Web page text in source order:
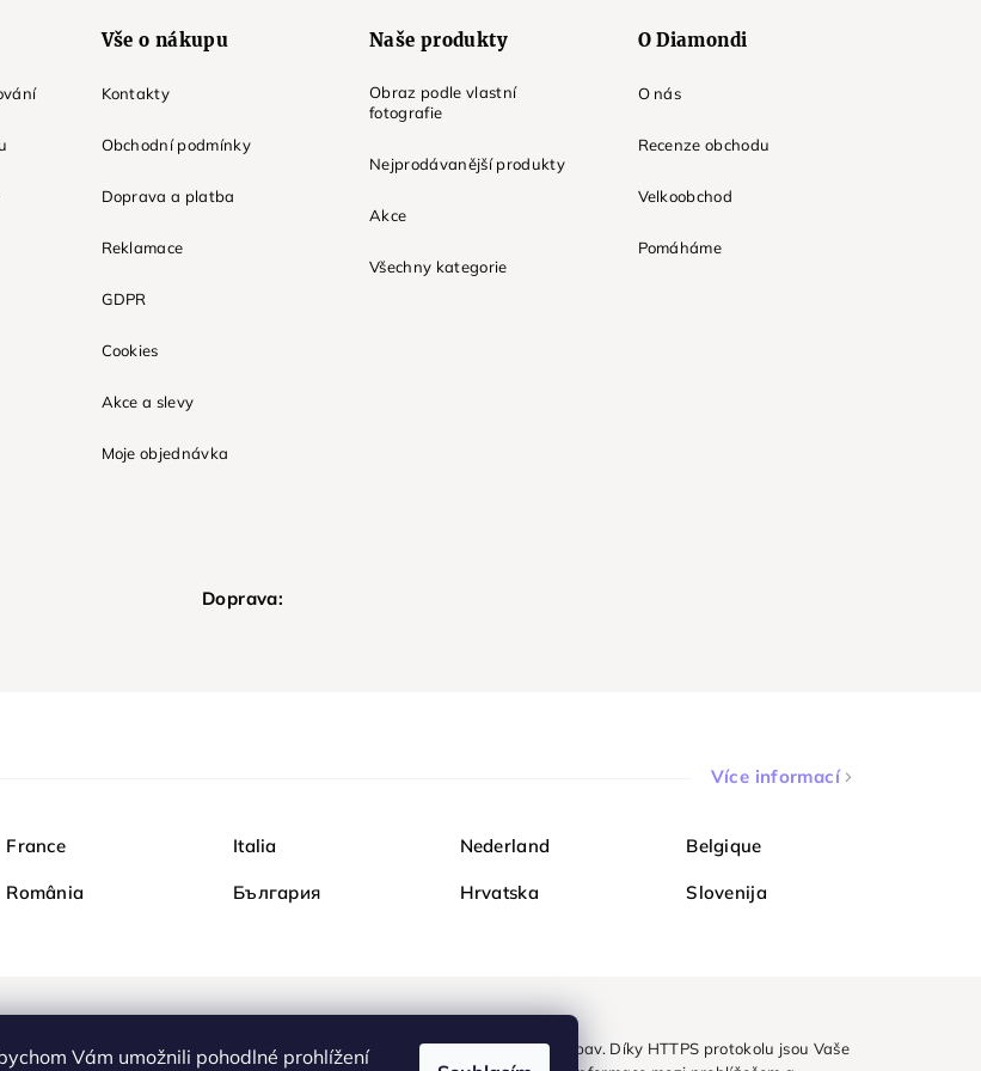
Vám umožnili pohodlné prohlížení
Vše o nákupu
Kontakty
Obchodní podmínky
Doprava a platba
Reklamace
GDPR
Cookies
Akce a slevy
Moje objednávka
Naše produkty
Obraz podle vlastní
fotografie
Nejprodávanější produkty
Akce
Všechny kategorie
O Diamondi
O nás
Recenze obchodu
Velkoobchod
Pomáháme
Doprava:
Více informací
France Italia Nederland Belgique
România България Hrvatska Slovenija
Nakupujte na Diamondi bezpečně a bez obav. Díky HTTPS protokolu jsou Vaše